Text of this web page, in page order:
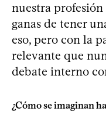
nuestra
ganas de tener
eso, pero con la
relevante que
debate interno
¿Cómo se imaginan